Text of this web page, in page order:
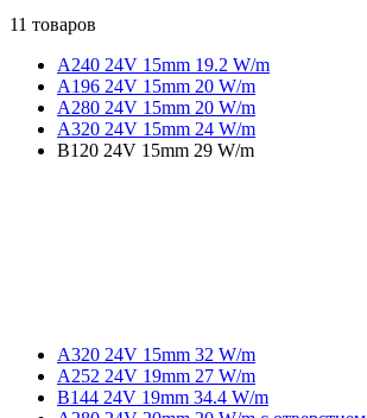
11 товаров
A240 24V 15mm 19.2 W/m
A196 24V 15mm 20 W/m
A280 24V 15mm 20 W/m
A320 24V 15mm 24 W/m
B120 24V 15mm 29 W/m
A320 24V 15mm 32 W/m
A252 24V 19mm 27 W/m
B144 24V 19mm 34.4 W/m